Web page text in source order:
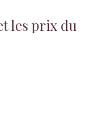
les prix du